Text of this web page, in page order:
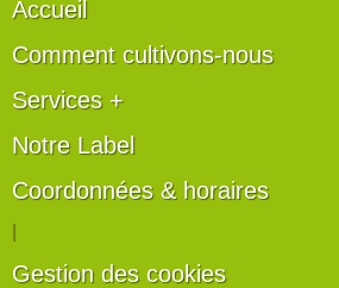
Accueil
Comment cultivons-nous
Services +
Notre Label
Coordonnées & horaires
Gestion des cookies